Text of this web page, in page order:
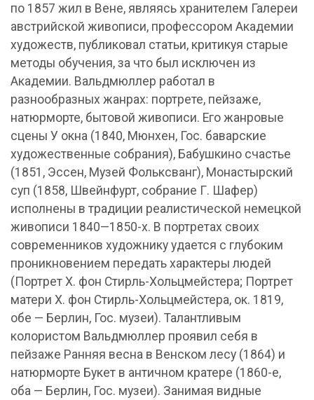
по 1857 жил в Вене, являясь хранителем Галереи
австрийской живописи, профессором Академии
художеств, публиковал статьи, критикуя старые
методы обучения, за что был исключен из
Академии. Вальдмюллер работал в
разнообразных жанрах: портрете, пейзаже,
натюрморте, бытовой живописи. Его жанровые
сцены У окна (1840, Мюнхен, Гос. баварские
художественные собрания), Бабушкино счастье
(1851, Эссен, Музей Фольксванг), Монастырский
суп (1858, Швейнфурт, собрание Г. Шафер)
исполнены в традиции реалистической немецкой
живописи 1840—1850-х. В портретах своих
современников художнику удается с глубоким
проникновением передать характеры людей
(Портрет Х. фон Стирль-Хольцмейстера; Портрет
матери Х. фон Стирль-Хольцмейстера, ок. 1819,
обе — Берлин, Гос. музеи). Талантливым
колористом Вальдмюллер проявил себя в
пейзаже Ранняя весна в Венском лесу (1864) и
натюрморте Букет в античном кратере (1860-е,
оба — Берлин, Гос. музеи). Занимая видные